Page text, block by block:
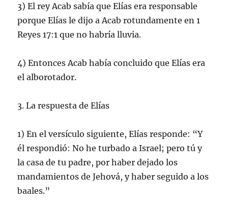
3) El rey Acab sabía que Elías era responsable
porque Elías le dijo a Acab rotundamente en 1
Reyes 17:1 que no habría lluvia.
4) Entonces Acab había concluido que Elías era
el alborotador.
3. La respuesta de Elías
1) En el versículo siguiente, Elías responde: “Y
él respondió: No he turbado a Israel; pero tú y
la casa de tu padre, por haber dejado los
mandamientos de Jehová, y haber seguido a los
baales.”